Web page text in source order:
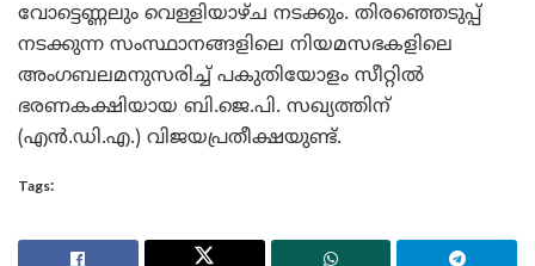
വോട്ടെണ്ണലും വെള്ളിയാഴ്ച നടക്കും. തിരഞ്ഞെടുപ്പ്
നടക്കുന്ന സംസ്ഥാനങ്ങളിലെ നിയമസഭകളിലെ
അംഗബലമനുസരിച്ച് പകുതിയോളം സീറ്റില്‍
ഭരണകക്ഷിയായ ബി.ജെ.പി. സഖ്യത്തിന്
(എന്‍.ഡി.എ.) വിജയപ്രതീക്ഷയുണ്ട്.
Tags: